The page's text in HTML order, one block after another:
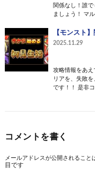
関係なし！誰
ましょう！ マ
【モンスト
2025.11.29
攻略情報をあえ
リアを、失敗
です！！ 是非
コメントを書く
メールアドレスが公開されること
目です